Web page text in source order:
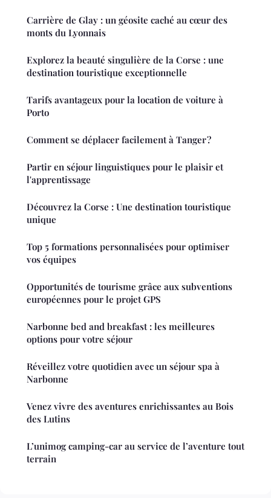
Carrière de Glay : un géosite caché au cœur des
monts du Lyonnais
Explorez la beauté singulière de la Corse : une
destination touristique exceptionnelle
Tarifs avantageux pour la location de voiture à
Porto
Comment se déplacer facilement à Tanger ?
Partir en séjour linguistiques pour le plaisir et
l'apprentissage
Découvrez la Corse : Une destination touristique
unique
Top 5 formations personnalisées pour optimiser
vos équipes
Opportunités de tourisme grâce aux subventions
européennes pour le projet GPS
Narbonne bed and breakfast : les meilleures
options pour votre séjour
Réveillez votre quotidien avec un séjour spa à
Narbonne
Venez vivre des aventures enrichissantes au Bois
des Lutins
L’unimog camping-car au service de l’aventure tout
terrain